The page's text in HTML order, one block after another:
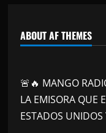
ABOUT AF THEMES
🚨🔥 MANGO
LA EMISORA QUE
ESTADOS